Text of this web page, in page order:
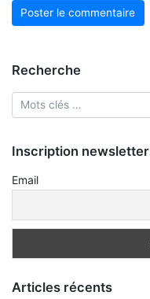
Recherche
Inscription newsletter
Email
Articles récents